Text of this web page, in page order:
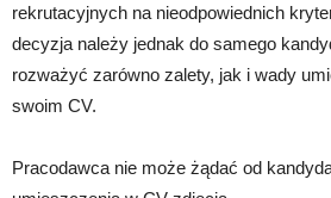
rekrutacyjnych na nieodpowiednich
decyzja należy jednak do samego
rozważyć zarówno zalety, jak i wady
swoim CV.
Pracodawca nie może żądać od